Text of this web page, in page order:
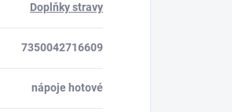
Doplňky stravy
7350042716609
nápoje hotové